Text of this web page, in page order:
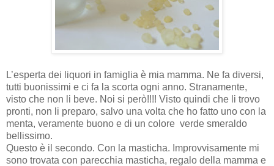
L’esperta dei liquori in famiglia è mia mamma. Ne fa diversi,
tutti buonissimi e ci fa la scorta ogni anno. Stranamente,
visto che non li beve. Noi si però!!!! Visto quindi che li trovo
pronti, non li preparo, salvo una volta che ho fatto uno con la
menta, veramente buonο e di un colore verde smeraldo
bellissimo.
Questo è il secondo. Con la masticha. Improvvisamente mi
sono trovata con parecchia masticha, regalo della mamma e